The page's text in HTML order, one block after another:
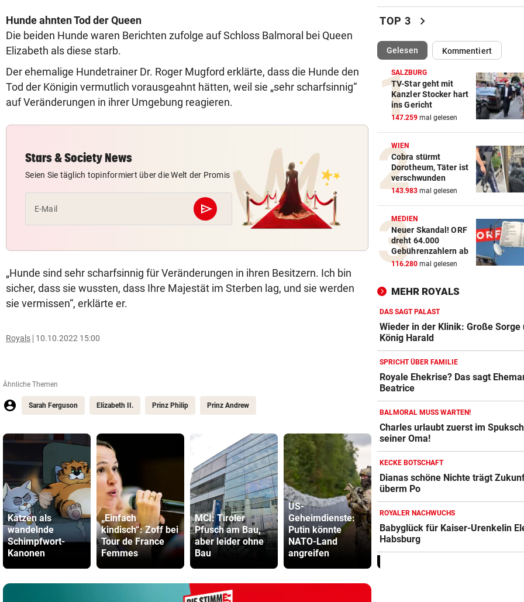
Hunde ahnten Tod der Queen
Die beiden Hunde waren Berichten zufolge auf Schloss Balmoral bei Queen
Elizabeth als diese starb.
Der ehemalige Hundetrainer Dr. Roger Mugford erklärte, dass die Hunde den
Tod der Königin vermutlich vorausgeahnt hätten, weil sie „sehr scharfsinnig“
auf Veränderungen in ihrer Umgebung reagieren.
Stars & Society News
Seien Sie täglich topinformiert über die Welt der Promis
E-Mail send
Abschicken
„Hunde sind sehr scharfsinnig für Veränderungen in ihren Besitzern. Ich bin
sicher, dass sie wussten, dass Ihre Majestät im Sterben lag, und sie werden
sie vermissen“, erklärte er.
Royals 10.10.2022 15:00
Ähnliche Themen
Sarah Ferguson Elizabeth II. Prinz Philip Prinz Andrew
Katzen als
wandelnde
Schimpfwort-
Kanonen
„Einfach
kindisch“: Zoff bei
Tour de France
Femmes
MCI: Tiroler
Pfusch am Bau,
aber leider ohne
Bau
US-
Geheimdienste:
Putin könnte
NATO-Land
angreifen
Waldbrände
eskalieren!
Autobahn A4 teils
gesperrt
noch
Scooter
OeSV-Duos bei Olympia-Test
LA auf Endrang acht
„NOCH LAUTER, GRÖSSER“
Klum wechselt mit
von ProSieben zu RTL
FOLGE VON SONNTAG vor
Unsere neue
Philipp bewegen!
ANZEICHEN ERNST NEHMEN vor
Multiple Sklerose bei
Jugendlichen
SEINE ARME SIND IHRE
Das ist Matt Damons Stunt-
Double in „Die Odyssee“
WIE EINST DER VATER vor
Bundesliga an
CRASH AUF B70 vor
Zwei Verletzte nach Biker-
bei Edelschrott
SCHLUSSTAG WARTET vor
Röber am Podest, „Captain
stark verbessert
TOP 3 chevron_right
Gelesen(ausgewählt)Kommentiert
SALZBURG
TV-Star geht mit
Kanzler Stocker hart
ins Gericht
147.259 mal gelesen
WIEN
Cobra stürmt
Dorotheum, Täter ist
verschwunden
143.983 mal gelesen
MEDIEN
Neuer Skandal! ORF
dreht 64.000
Gebührenzahlern ab
116.280 mal gelesen
MEHR ROYALS
DAS SAGT PALAST
Wieder in der Klinik: Große Sorge
König Harald
SPRICHT ÜBER FAMILIE
Royale Ehekrise? Das sagt
Beatrice
BALMORAL MUSS WARTEN!
Charles urlaubt zuerst im
seiner Oma!
KECKE BOTSCHAFT
Dianas schöne Nichte trägt
überm Po
ROYALER NACHWUCHS
Babyglück für Kaiser-Urenkelin
Habsburg